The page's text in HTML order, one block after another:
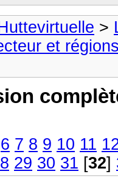
>
et
6 7 8 9 10 11
29 30 31 [32]